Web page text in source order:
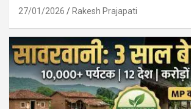
27/01/2026 Rakesh Prajapati